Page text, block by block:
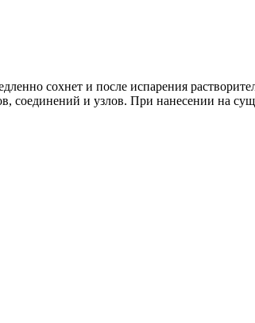
сохнет и после испарения
соединений и узлов. При нанесении на